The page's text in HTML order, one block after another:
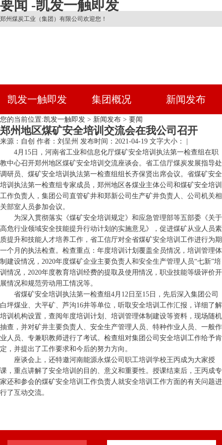
要闻 -凯发一触即发
郑州煤炭工业（集团）有限公司欢迎您！
凯发一触即发 集团概况 新闻发布
您的当前位置:凯发一触即发 > 新闻发布 > 要闻
郑州地区煤矿安全培训交流会在我公司召开
来源：自创 作者：刘呈州 发布时间：2021-04-19 文字大小： |
4月15日，河南省工业和信息化厅煤矿安全培训执法第一检查组在职
教中心召开郑州地区煤矿安全培训交流座谈会。省工信厅煤炭发展指导处
调研员、煤矿安全培训执法第一检查组组长齐保贤出席会议。省煤矿安全
培训执法第一检查组专家成员，郑州地区各煤业主体公司和煤矿安全培训
工作负责人，集团公司直管矿井和郑新公司生产矿井负责人、公司机关相
关部室人员参加会议。
为深入贯彻落实《煤矿安全培训规定》和应急管理部等五部委《关于
高危行业领域安全技能提升行动计划的实施意见》，促进煤矿从业人员素
质提升和技能人才培养工作，省工信厅对全省煤矿安全培训工作进行为期
一个月的执法检查。检查重点：年度培训计划覆盖全员情况，培训管理体
制建设情况，2020年度煤矿企业主要负责人和安全生产管理人员“七新”培
训情况，2020年度教育培训经费的提取及使用情况，职业技能等级评价开
展情况和规范劳动用工情况等。
省煤矿安全培训执法第一检查组4月12日至15日，先后深入集团公司
白坪煤业、大平矿、芦沟16井等单位，听取安全培训工作汇报，详细了解
培训机构设置，查阅年度培训计划、培训管理体制建设等资料，现场随机
抽查，并对矿井主要负责人、安全生产管理人员、特种作业人员、一般作
业人员、专兼职教师进行了考试。检查组对集团公司安全培训工作给予肯
定，并提出了工作要求和今后的努力方向。
座谈会上，还特邀河南能源永煤公司职工培训学校王丙成为大家授
课，重点讲解了安全培训的目的、意义和重要性。授课结束后，王丙成专
家还和参会的煤矿安全培训工作负责人就安全培训工作方面的有关问题进
行了互动交流。